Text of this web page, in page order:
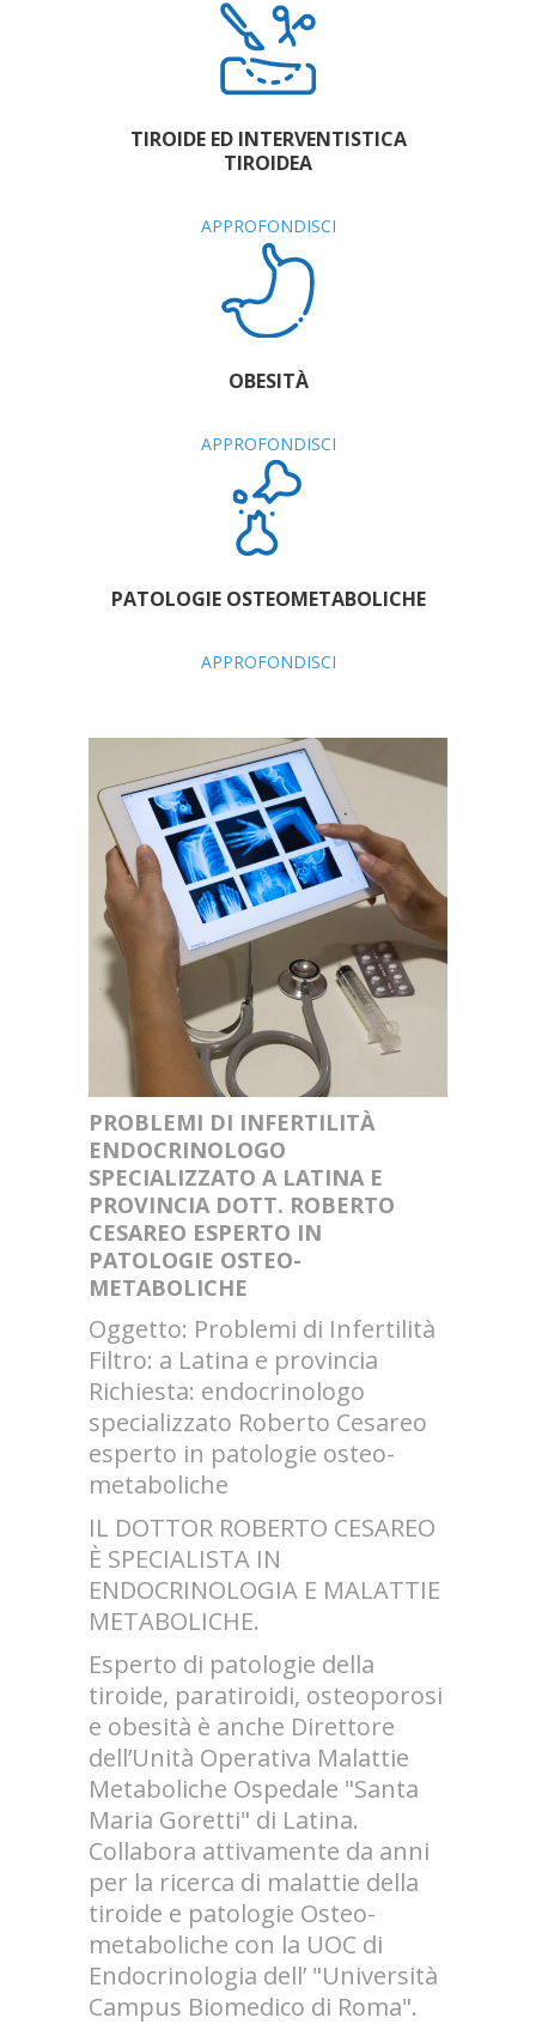
TIROIDE ED INTERVENTISTICA
TIROIDEA
APPROFONDISCI
OBESITÀ
APPROFONDISCI
PATOLOGIE OSTEOMETABOLICHE
APPROFONDISCI
PROBLEMI DI INFERTILITÀ
ENDOCRINOLOGO
SPECIALIZZATO A LATINA E
PROVINCIA DOTT. ROBERTO
CESAREO ESPERTO IN
PATOLOGIE OSTEO-
METABOLICHE
Oggetto: Problemi di Infertilità
Filtro: a Latina e provincia
Richiesta: endocrinologo
specializzato Roberto Cesareo
esperto in patologie osteo-
metaboliche
IL DOTTOR ROBERTO CESAREO
È SPECIALISTA IN
ENDOCRINOLOGIA E MALATTIE
METABOLICHE.
Esperto di patologie della
tiroide, paratiroidi, osteoporosi
e obesità è anche Direttore
dell’Unità Operativa Malattie
Metaboliche Ospedale "Santa
Maria Goretti" di Latina.
Collabora attivamente da anni
per la ricerca di malattie della
tiroide e patologie Osteo-
metaboliche con la UOC di
Endocrinologia dell’ "Università
Campus Biomedico di Roma".